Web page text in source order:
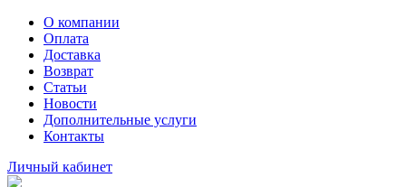
О компании
Оплата
Доставка
Возврат
Статьи
Новости
Дополнительные услуги
Контакты
Личный кабинет